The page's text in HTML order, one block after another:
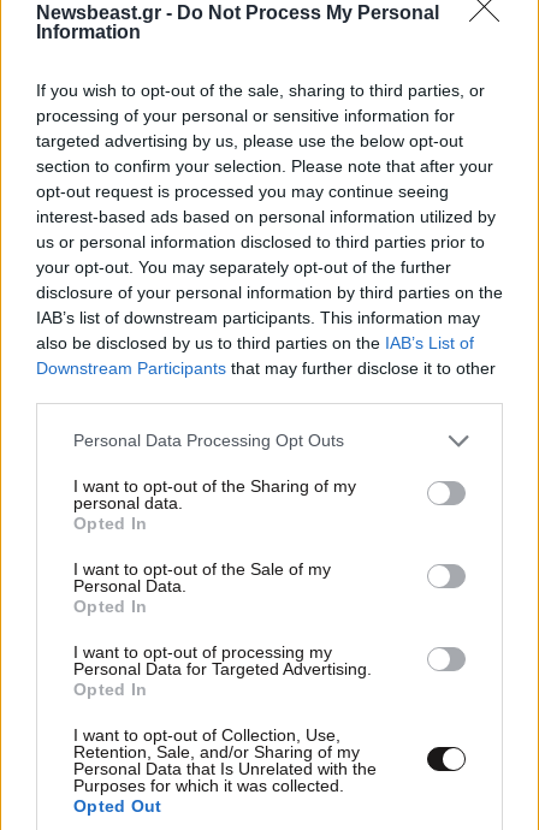
Newsbeast.gr - Do Not Process My Personal
Information
If you wish to opt-out of the sale, sharing to third parties, or
processing of your personal or sensitive information for
targeted advertising by us, please use the below opt-out
section to confirm your selection. Please note that after your
opt-out request is processed you may continue seeing
interest-based ads based on personal information utilized by
us or personal information disclosed to third parties prior to
your opt-out. You may separately opt-out of the further
disclosure of your personal information by third parties on the
IAB’s list of downstream participants. This information may
also be disclosed by us to third parties on the IAB’s List of
Downstream Participants that may further disclose it to other
Please note that this website/app uses one or more Google
not limited to your visit or usage behaviour. You may click to
grant or deny consent to Google and its third-party tags to
use your data for below specified purposes in below Google
consent section.
Personal Data Processing Opt Outs
I want to opt-out of the Sharing of my
personal data.
Opted In
I want to opt-out of the Sale of my
Personal Data.
Opted In
I want to opt-out of processing my
Personal Data for Targeted Advertising.
Opted In
I want to opt-out of Collection, Use,
Retention, Sale, and/or Sharing of my
Personal Data that Is Unrelated with the
Purposes for which it was collected.
Opted Out
Στους πρωταγωνιστές του ευρωπαϊκού
τουρισμού η Ελλάδα – Ισχυρές κρατήσεις και
ζήτηση πέρα από το καλοκαίρι
Έρχεται πλαφόν στα πάγια των λογαριασμών
του ηλεκτρικού ρεύματος
Ακολουθήστε το